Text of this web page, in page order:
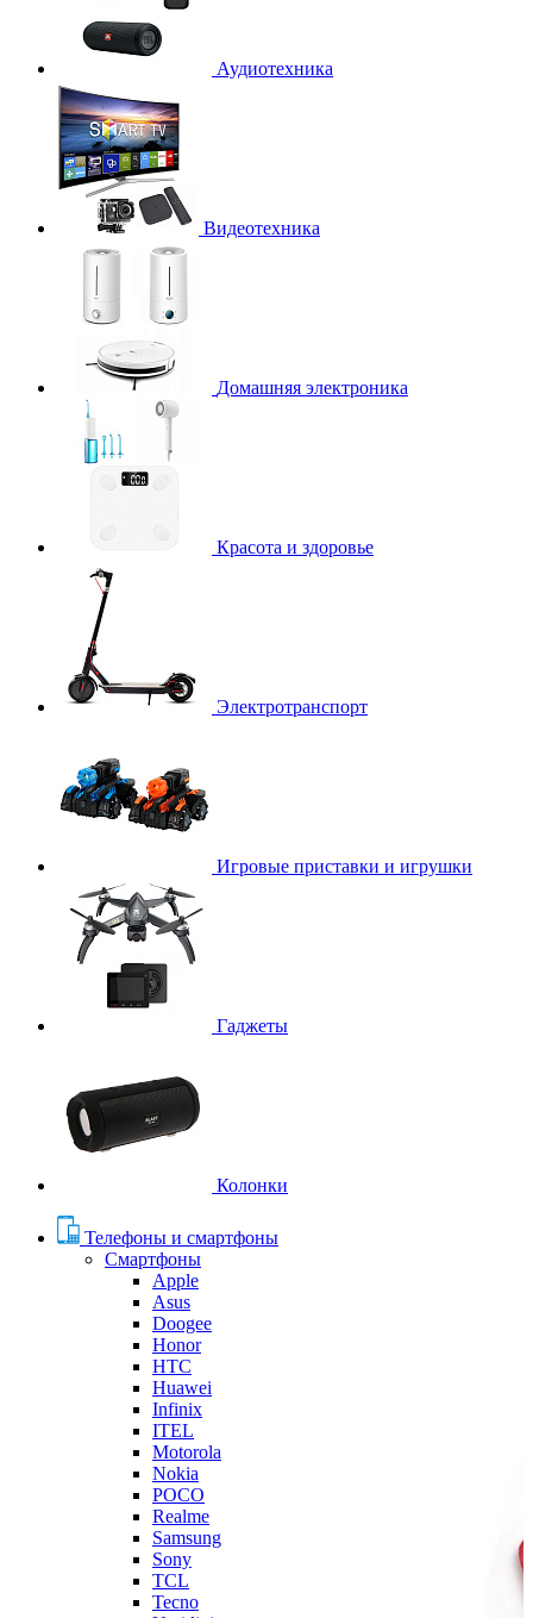
Аудиотехника
Видеотехника
Домашняя электроника
Красота и здоровье
Электротранспорт
Игровые приставки и игрушки
Гаджеты
Колонки
Телефоны и смартфоны
Смартфоны
Apple
Asus
Doogee
Honor
HTC
Huawei
Infinix
ITEL
Motorola
Nokia
POCO
Realme
Samsung
Sony
TCL
Tecno